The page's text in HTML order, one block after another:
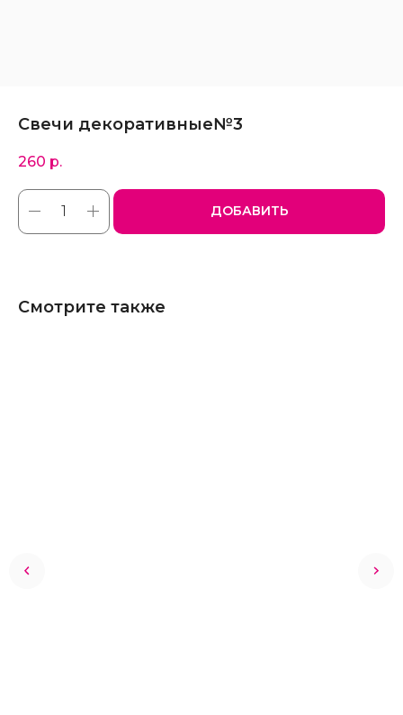
Свечи декоративные№3
260 р.
ДОБАВИТЬ
Смотрите также